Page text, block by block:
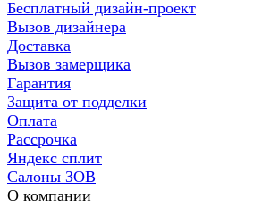
Бесплатный дизайн-проект
Вызов дизайнера
Доставка
Вызов замерщика
Гарантия
Защита от подделки
Оплата
Рассрочка
Яндекс сплит
Салоны ЗОВ
О компании